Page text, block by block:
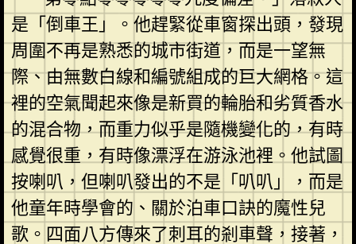
是「倒車王」。他趕緊從車窗探出頭，發現
周圍不再是熟悉的城市街道，而是一望無
際、由無數白線和編號組成的巨大網格。這
裡的空氣聞起來像是新買的輪胎和劣質香水
的混合物，而重力似乎是隨機變化的，有時
感覺很重，有時像漂浮在游泳池裡。他試圖
按喇叭，但喇叭發出的不是「叭叭」，而是
他童年時學會的、關於泊車口訣的魔性兒
歌。四面八方傳來了刺耳的剎車聲，接著，